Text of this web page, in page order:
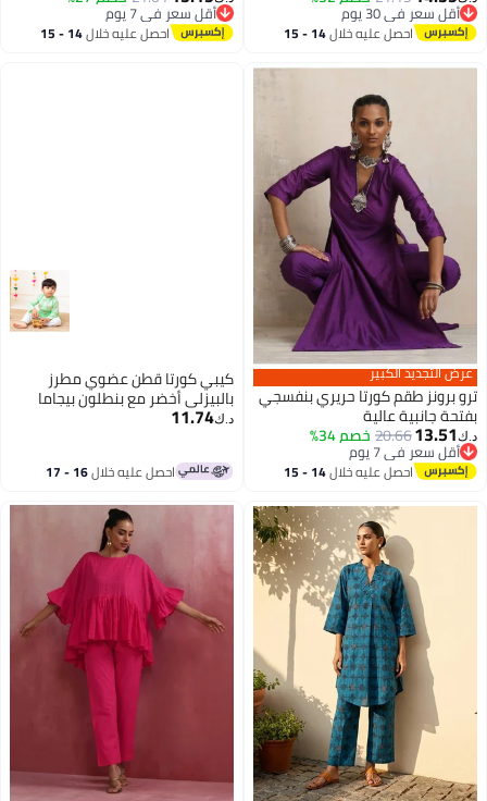
أقل سعر في 30 يوم
أقل سعر في 30 يوماحصل عليه خلال 14 - 15
أقل سعر في 7 يوم
أقل سعر في 7 يوماحصل عليه خلال 14 - 15
عرض التجديد الكبير
ترو برونز طقم كورتا حريري بنفسجي
بفتحة جانبية عالية
د.ك‏13.51
20.66خصم 34%
أقل سعر في 7 يوم
أقل سعر في 7 يوماحصل عليه خلال 14 - 15
كيبي كورتا قطن عضوي مطرز
بالبيزلي أخضر مع بنطلون بيجاما
د.ك‏11.74
احصل عليه خلال 16 - 17